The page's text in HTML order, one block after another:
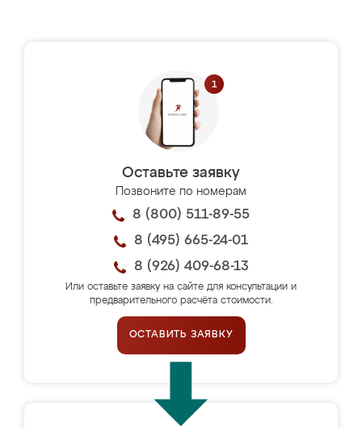
Оставьте заявку
Позвоните по номерам
8 (800) 511-89-55
8 (495) 665-24-01
8 (926) 409-68-13
Или оставьте заявку на сайте для консультации и
предварительного расчёта стоимости.
ОСТАВИТЬ ЗАЯВКУ